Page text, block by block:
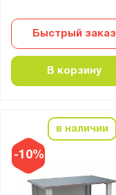
Быстрый заказ
В корзину
-10%
в наличии
Ключевой
Наличие тумб:
3 тумбы
6 тумб